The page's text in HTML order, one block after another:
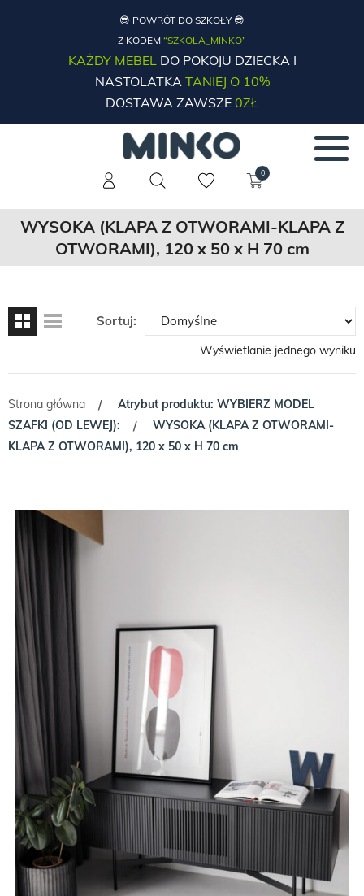
😎 POWRÓT DO SZKOŁY 😎
Z KODEM “SZKOLA_MINKO”
KAŻDY MEBELDO POKOJU DZIECKA I
NASTOLATKATANIEJ O 10%
DOSTAWA ZAWSZE 0ZŁ
0
WYSOKA (KLAPA Z OTWORAMI-KLAPA Z
OTWORAMI), 120 x 50 x H 70 cm
Sortuj:
Wyświetlanie jednego wyniku
Strona główna /
Atrybut produktu: WYBIERZ MODEL
SZAFKI (OD LEWEJ):
/
WYSOKA (KLAPA Z OTWORAMI-
KLAPA Z OTWORAMI), 120 x 50 x H 70 cm